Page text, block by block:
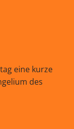
eine kurze
des